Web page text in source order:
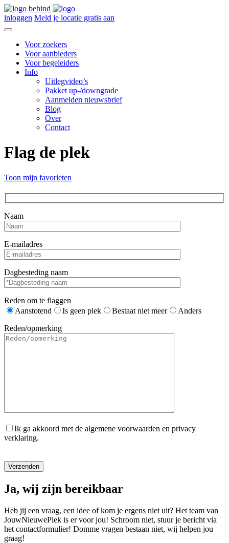
inloggen Meld je locatie gratis aan
Voor zoekers
Voor aanbieders
Voor begeleiders
Info
Uitlegvideo’s
Pakket up-/downgrade
Aanmelden nieuwsbrief
Blog
Over
Contact
Flag de plek
Toon mijn favorieten
Naam
E-mailadres
Dagbesteding naam
Reden om te flaggen
Aanstotend
Is geen plek Bestaat niet meer
Anders
Reden/opmerking
Ik ga akkoord met de algemene voorwaarden en privacy
verklaring.
Ja, wij zijn bereikbaar
Heb jij een vraag, een idee of kom je ergens niet uit? Het team van
JouwNieuwePlek is er voor jou! Schroom niet, stuur je bericht via
het contactformulier! Domme vragen bestaan niet, wij helpen jou
graag!